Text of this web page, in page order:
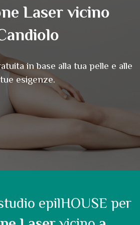
Laser vicino
in base alla tua pelle e alle
tue esigenze.
epilHOUSE per